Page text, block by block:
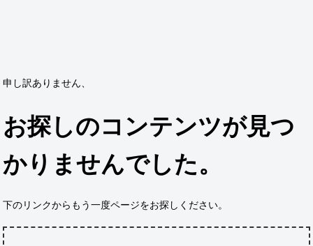
申し訳ありません、
お探しのコンテンツが見つ
かりませんでした。
下のリンクからもう一度ページをお探しください。